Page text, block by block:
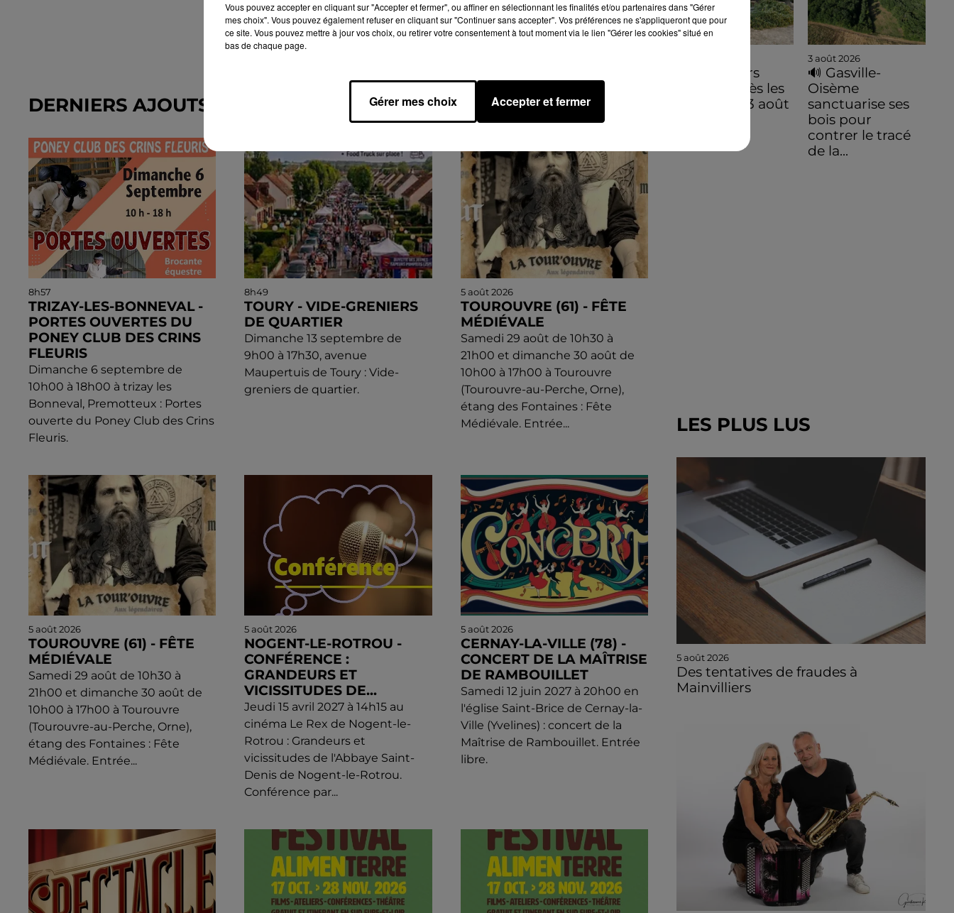
DERNIERS AJOUTS DANS L'AGENDA
8h57
TRIZAY-LES-BONNEVAL -
PORTES OUVERTES DU
PONEY CLUB DES CRINS
FLEURIS
Dimanche 6 septembre de
10h00 à 18h00 à trizay les
Bonneval, Premotteux : Portes
ouverte du Poney Club des Crins
Fleuris.
8h49
TOURY - VIDE-GRENIERS
DE QUARTIER
Dimanche 13 septembre de
9h00 à 17h30, avenue
Maupertuis de Toury : Vide-
greniers de quartier.
5 août 2026
TOUROUVRE (61) - FÊTE
MÉDIÉVALE
Samedi 29 août de 10h30 à
21h00 et dimanche 30 août de
10h00 à 17h00 à Tourouvre
(Tourouvre-au-Perche, Orne),
étang des Fontaines : Fête
Médiévale. Entrée...
5 août 2026
TOUROUVRE (61) - FÊTE
MÉDIÉVALE
Samedi 29 août de 10h30 à
21h00 et dimanche 30 août de
10h00 à 17h00 à Tourouvre
(Tourouvre-au-Perche, Orne),
étang des Fontaines : Fête
Médiévale. Entrée...
5 août 2026
NOGENT-LE-ROTROU -
CONFÉRENCE :
GRANDEURS ET
VICISSITUDES DE...
Jeudi 15 avril 2027 à 14h15 au
cinéma Le Rex de Nogent-le-
Rotrou : Grandeurs et
vicissitudes de l'Abbaye Saint-
Denis de Nogent-le-Rotrou.
Conférence par...
5 août 2026
CERNAY-LA-VILLE (78) -
CONCERT DE LA MAÎTRISE
DE RAMBOUILLET
Samedi 12 juin 2027 à 20h00 en
l'église Saint-Brice de Cernay-la-
Ville (Yvelines) : concert de la
Maîtrise de Rambouillet. Entrée
libre.
De premiers
dégâts après les
orages du 3 août
3 août 2026
🔊 Gasville-
Oisème
sanctuarise ses
bois pour
contrer le tracé
de la...
LES PLUS LUS
5 août 2026
Des tentatives de fraudes à
Mainvilliers
Vous pouvez accepter en cliquant sur "Accepter et fermer", ou affiner en sélectionnant les finalités et/ou partenaires dans "Gérer
mes choix". Vous pouvez également refuser en cliquant sur "Continuer sans accepter". Vos préférences ne s'appliqueront que pour
ce site. Vous pouvez mettre à jour vos choix, ou retirer votre consentement à tout moment via le lien "Gérer les cookies" situé en
bas de chaque page.
Gérer mes choix Accepter et fermer